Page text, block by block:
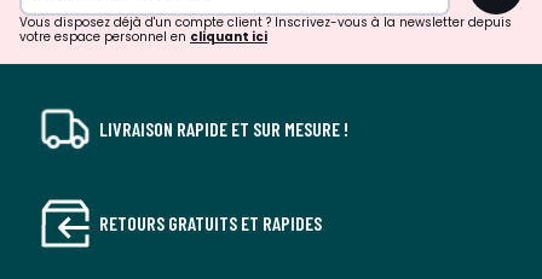
Vous disposez déjà d'un compte client ? Inscrivez-vous à la newsletter depuis
votre espace personnel en cliquant ici
LIVRAISON RAPIDE ET SUR MESURE !
RETOURS GRATUITS ET RAPIDES